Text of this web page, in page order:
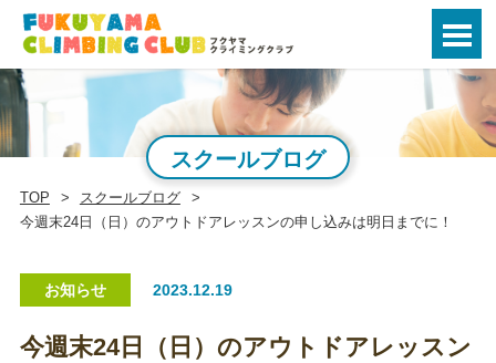
スクールブログ
TOP
スクールブログ
今週末24日（日）のアウトドアレッスンの申し込みは明日までに！
お知らせ 2023.12.19
今週末24日（日）のアウトドアレッスン